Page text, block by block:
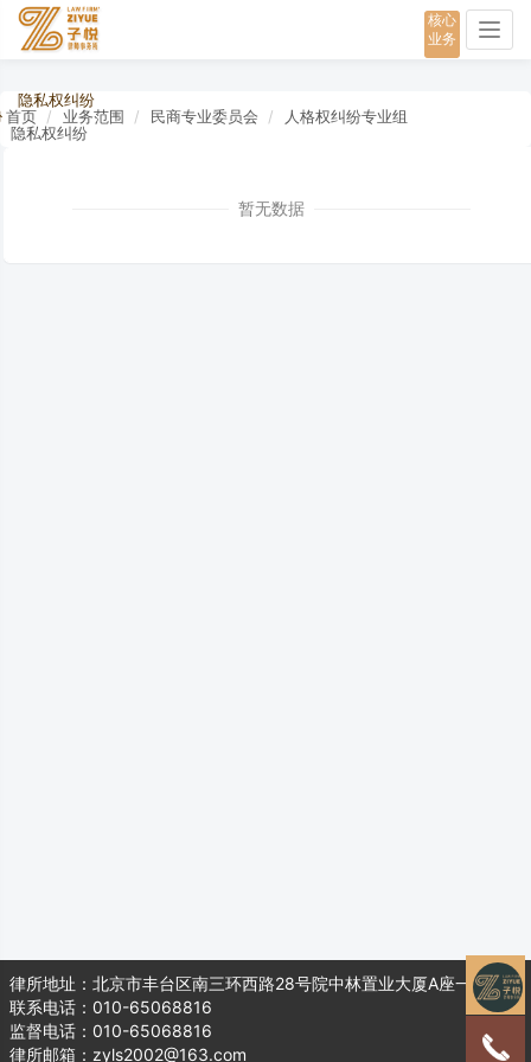
核心
业务
隐私权纠纷
首页
业务范围 民商专业委员会
人格权纠纷专业组
隐私权纠纷
暂无数据
律所地址：北京市丰台区南三环西路28号院中林置业大厦A座一层104
联系电话：010-65068816
监督电话：010-65068816
律所邮箱：zyls2002@163.com